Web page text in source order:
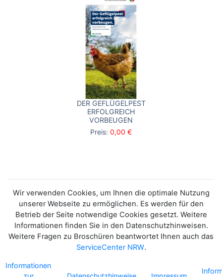
DER GEFLÜGELPEST
ERFOLGREICH
VORBEUGEN
Preis: 0,00 €
Wir verwenden Cookies, um Ihnen die optimale Nutzung
unserer Webseite zu ermöglichen. Es werden für den
Betrieb der Seite notwendige Cookies gesetzt. Weitere
Informationen finden Sie in den Datenschutzhinweisen.
Weitere Fragen zu Broschüren beantwortet Ihnen auch das
ServiceCenter NRW.
Informationen